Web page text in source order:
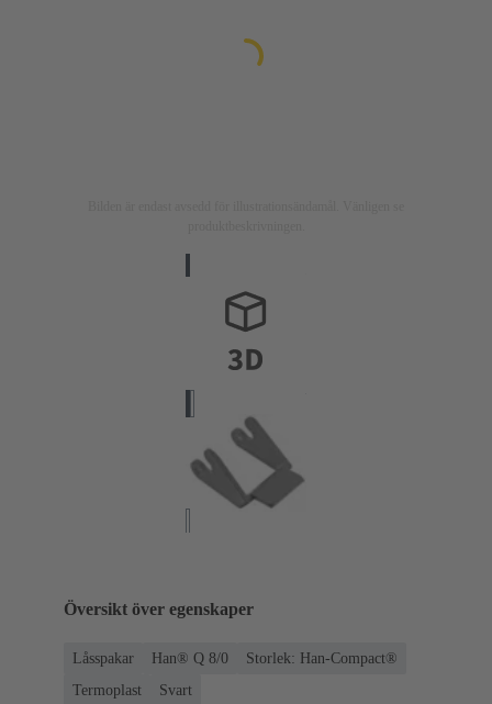
Översikt över egenskaper
Låsspakar Han® Q 8/0
Storlek: Han-Compact®
Termoplast
Svart